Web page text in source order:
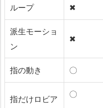
ループ ✖
派生モーショ
ン
✖
指の動き 〇
指だけロビア
〇